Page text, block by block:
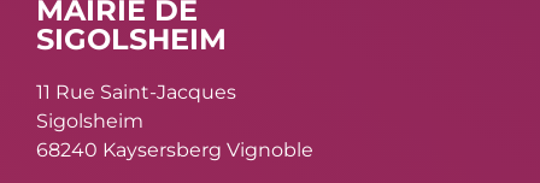
MAIRIE DE
SIGOLSHEIM
11 Rue Saint-Jacques
Sigolsheim
68240 Kaysersberg Vignoble